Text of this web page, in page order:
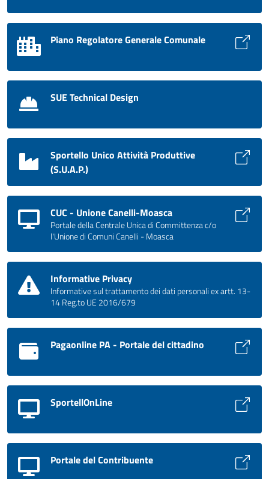
Piano Regolatore Generale Comunale
SUE Technical Design
Sportello Unico Attività Produttive
(S.U.A.P.)
CUC - Unione Canelli-Moasca
Portale della Centrale Unica di Committenza c/o
l'Unione di Comuni Canelli - Moasca
Informative Privacy
Informative sul trattamento dei dati personali ex artt. 13-
14 Reg.to UE 2016/679
Pagaonline PA - Portale del cittadino
SportellOnLine
Portale del Contribuente